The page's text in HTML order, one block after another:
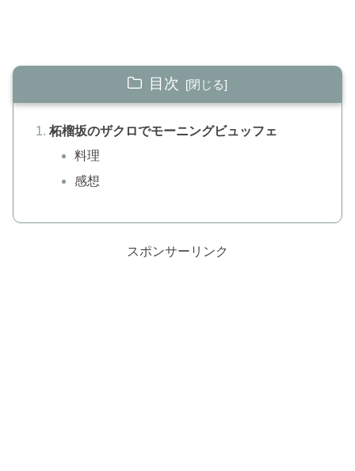
目次
柘榴坂のザクロでモーニングビュッフェ
料理
感想
スポンサーリンク